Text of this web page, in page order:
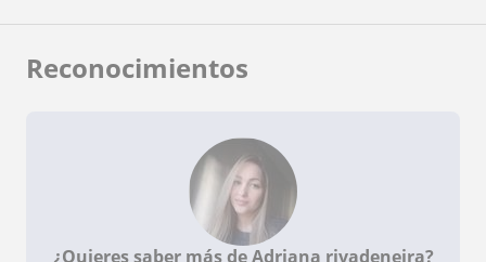
Reconocimientos
¿Quieres saber más de Adriana rivadeneira?